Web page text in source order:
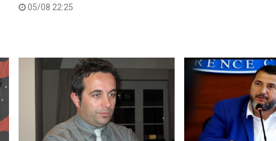
05/08 22:25